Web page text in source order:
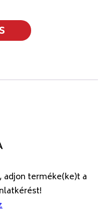
adjon terméke(ke)t a